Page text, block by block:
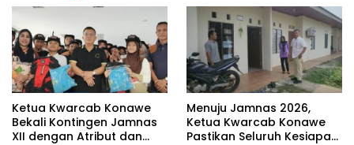
Ketua Kwarcab Konawe
Bekali Kontingen Jamnas
XII dengan Atribut dan
Menuju Jamnas 2026,
Ketua Kwarcab Konawe
Pastikan Seluruh Kesiapan